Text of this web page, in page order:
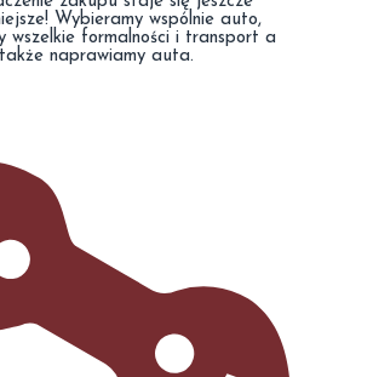
Wybieramy wspólnie auto,
wszelkie formalności i transport a
także naprawiamy auta.